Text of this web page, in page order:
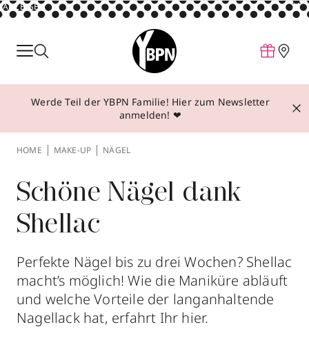
ANZEIGE
Parfum
Make-up
Behandlungen
Über YBPN
Aktionen
Storefinder
Werde Teil der YBPN Familie! Hier zum Newsletter
anmelden! ❤
HOME MAKE-UP NÄGEL
Schöne Nägel dank
Shellac
Perfekte Nägel bis zu drei Wochen? Shellac
macht’s möglich! Wie die Maniküre abläuft
und welche Vorteile der langanhaltende
Nagellack hat, erfahrt Ihr hier.